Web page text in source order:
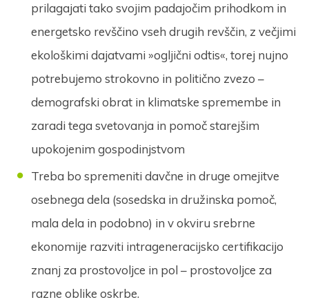
prilagajati tako svojim padajočim prihodkom in
energetsko revščino vseh drugih revščin, z večjimi
ekološkimi dajatvami »ogljični odtis«, torej nujno
potrebujemo strokovno in politično zvezo –
demografski obrat in klimatske spremembe in
zaradi tega svetovanja in pomoč starejšim
upokojenim gospodinjstvom
Treba bo spremeniti davčne in druge omejitve
osebnega dela (sosedska in družinska pomoč,
mala dela in podobno) in v okviru srebrne
ekonomije razviti intrageneracijsko certifikacijo
znanj za prostovoljce in pol – prostovoljce za
razne oblike oskrbe.